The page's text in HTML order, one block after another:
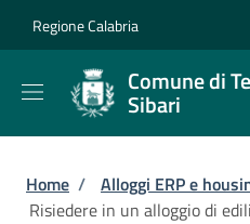
Regione Calabria
Comune di
Sibari
Briciole di
Home / Alloggi ERP e
Risiedere in un alloggio di